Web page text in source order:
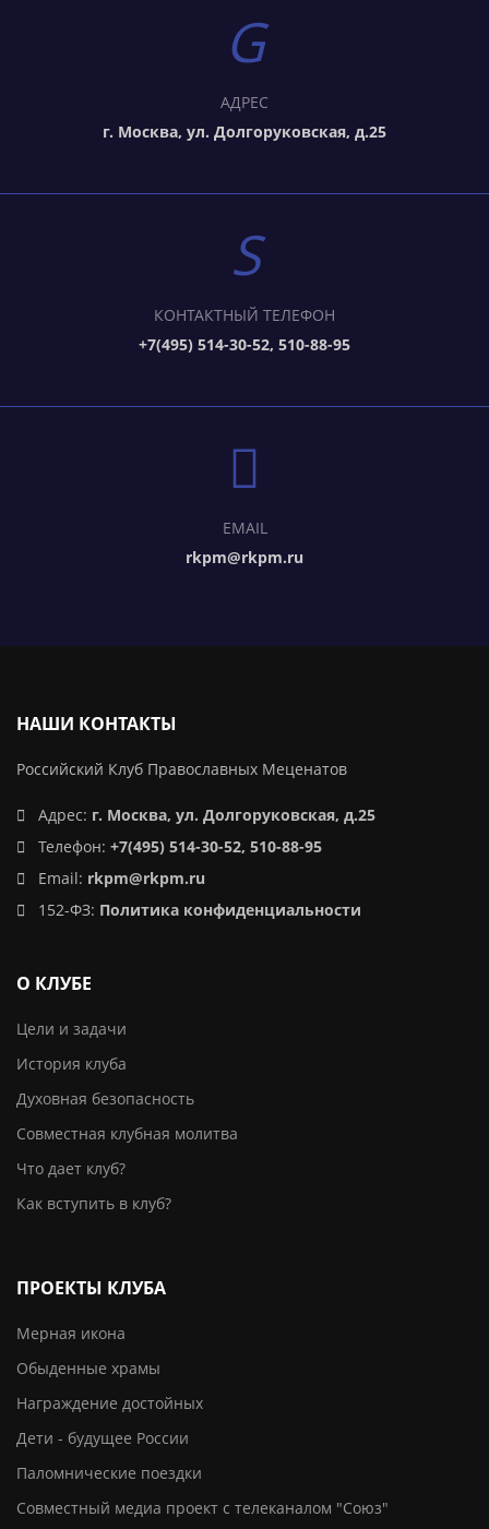
АДРЕС
г. Москва, ул. Долгоруковская, д.25
КОНТАКТНЫЙ ТЕЛЕФОН
+7(495) 514-30-52, 510-88-95
EMAIL
rkpm@rkpm.ru
НАШИ КОНТАКТЫ
Российский Клуб Православных Меценатов
Адрес: г. Москва, ул. Долгоруковская, д.25
Телефон: +7(495) 514-30-52, 510-88-95
Email: rkpm@rkpm.ru
152-ФЗ: Политика конфиденциальности
О КЛУБЕ
Цели и задачи
История клуба
Духовная безопасность
Совместная клубная молитва
Что дает клуб?
Как вступить в клуб?
ПРОЕКТЫ КЛУБА
Мерная икона
Обыденные храмы
Награждение достойных
Дети - будущее России
Паломнические поездки
Совместный медиа проект с телеканалом "Союз"